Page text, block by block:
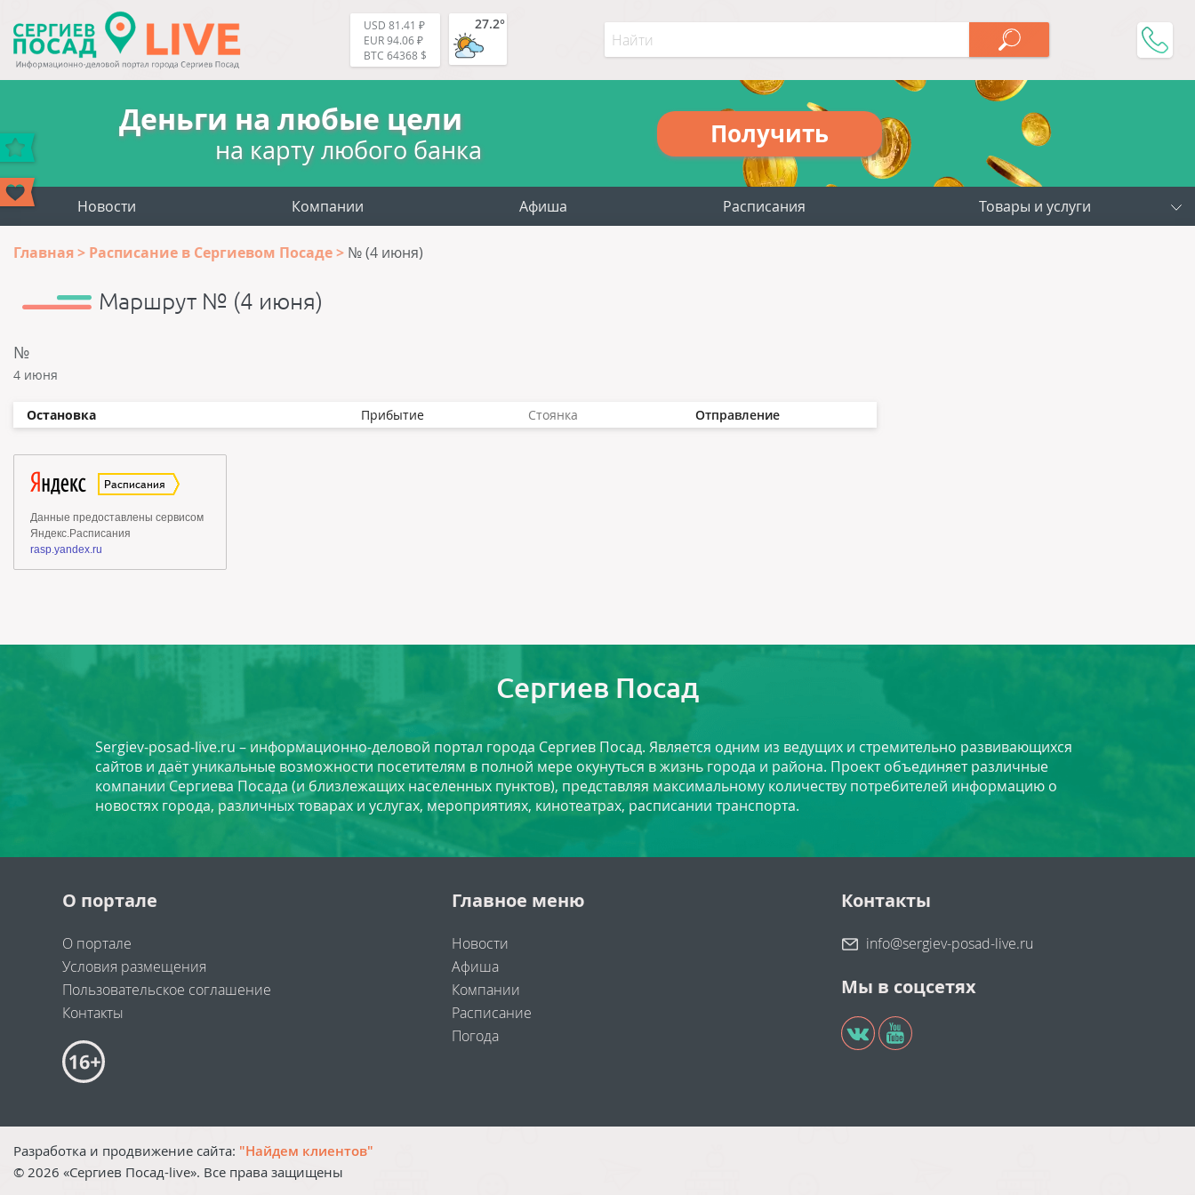
USD 81.41 ₽
EUR 94.06 ₽
BTC 64368 $
27.2°
Деньги на любые цели
на карту любого банка
Получить
Новости Компании Афиша Расписания Товары и услуги
Главная Расписание в Сергиевом Посаде № (4 июня)
Маршрут № (4 июня)
№
4 июня
Остановка Прибытие Стоянка Отправление
Сергиев Посад
Sergiev-posad-live.ru – информационно-деловой портал города Сергиев Посад. Является одним из ведущих и стремительно развивающихся
сайтов и даёт уникальные возможности посетителям в полной мере окунуться в жизнь города и района. Проект объединяет различные
компании Сергиева Посада (и близлежащих населенных пунктов), представляя максимальному количеству потребителей информацию о
новостях города, различных товарах и услугах, мероприятиях, кинотеатрах, расписании транспорта.
О портале
О портале
Условия размещения
Пользовательское соглашение
Контакты
Главное меню
Новости
Афиша
Компании
Расписание
Погода
Контакты
info@sergiev-posad-live.ru
Мы в соцсетях
Разработка и продвижение сайта: "Найдем клиентов"
© 2026 «Сергиев Посад-live». Все права защищены